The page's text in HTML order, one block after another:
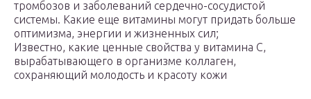
тромбозов и заболеваний сердечно-сосудистой
системы. Какие еще витамины могут придать больше
оптимизма, энергии и жизненных сил;
Известно, какие ценные свойства у витамина C,
вырабатывающего в организме коллаген,
сохраняющий молодость и красоту кожи